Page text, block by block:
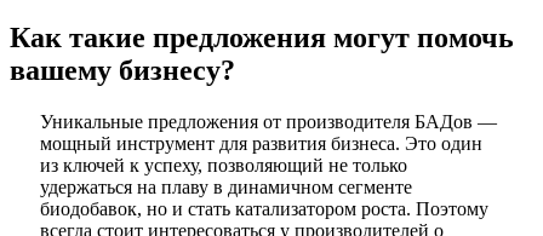
Как такие предложения могут помочь
вашему бизнесу?
Уникальные предложения от производителя БАДов —
мощный инструмент для развития бизнеса. Это один
из ключей к успеху, позволяющий не только
удержаться на плаву в динамичном сегменте
биодобавок, но и стать катализатором роста. Поэтому
всегда стоит интересоваться у производителей о